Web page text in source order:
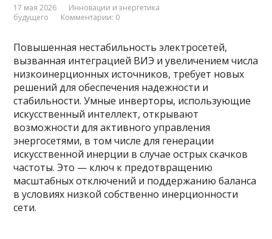
17 мая 2026
Инновации и энергетика
будущего
Комментарии: 0
Повышенная нестабильность электросетей,
вызванная интеграцией ВИЭ и увеличением числа
низкоинерционных источников, требует новых
решений для обеспечения надежности и
стабильности. Умные инверторы, использующие
искусственный интеллект, открывают
возможности для активного управления
энергосетями, в том числе для генерации
искусственной инерции в случае острых скачков
частоты. Это — ключ к предотвращению
масштабных отключений и поддержанию баланса
в условиях низкой собственно инерционности
сети.